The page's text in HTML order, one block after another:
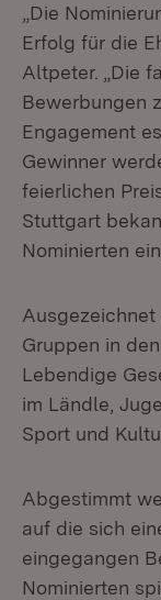
„Die
Erfolg für die
Altpeter. „Die
Bewerbungen
Engagement
Gewinner
feierlichen
Stuttgart
Nominierten
Gruppen in
Lebendige
im Ländle,
Sport und
Abgestimmt
auf die sich
eingegangen
Nominierten